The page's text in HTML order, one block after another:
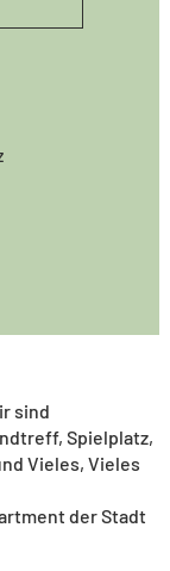
sind
Spielplatz,
Vieles, Vieles
der Stadt